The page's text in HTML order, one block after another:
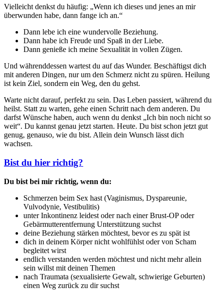
Vielleicht denkst du häufig: „Wenn ich dieses und jenes an mir
überwunden habe, dann fange ich an.“
Dann lebe ich eine wundervolle Beziehung.
Dann habe ich Freude und Spaß in der Liebe.
Dann genieße ich meine Sexualität in vollen Zügen.
Und währenddessen wartest du auf das Wunder. Beschäftigst dich
mit anderen Dingen, nur um den Schmerz nicht zu spüren. Heilung
ist kein Ziel, sondern ein Weg, den du gehst.
Warte nicht darauf, perfekt zu sein. Das Leben passiert, während du
heilst. Statt zu warten, gehe einen Schritt nach dem anderen. Du
darfst Wünsche haben, auch wenn du denkst „Ich bin noch nicht so
weit“. Du kannst genau jetzt starten. Heute. Du bist schon jetzt gut
genug, genauso, wie du bist. Allein dein Wunsch lässt dich
wachsen.
Bist du hier richtig?
Du bist bei mir richtig, wenn du:
Schmerzen beim Sex hast (Vaginismus, Dyspareunie,
Vulvodynie, Vestibulitis)
unter Inkontinenz leidest oder nach einer Brust-OP oder
Gebärmutterentfernung Unterstützung suchst
deine Beziehung stärken möchtest, bevor es zu spät ist
dich in deinem Körper nicht wohlfühlst oder von Scham
begleitet wirst
endlich verstanden werden möchtest und nicht mehr allein
sein willst mit deinen Themen
nach Traumata (sexualisierte Gewalt, schwierige Geburten)
einen Weg zurück zu dir suchst